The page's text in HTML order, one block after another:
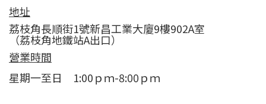
地址
荔枝角長順街1號新昌工業大廈9樓902A室
（荔枝角地鐵站A出口）
營業時間
星期一至日 1:00ｐｍ-8:00ｐｍ